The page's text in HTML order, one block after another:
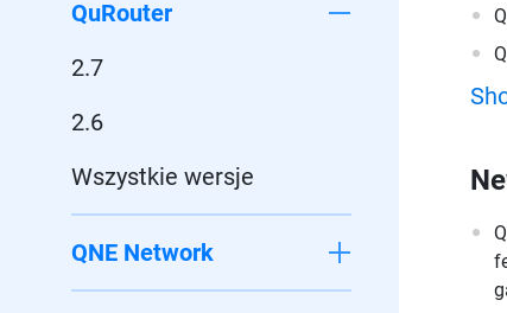
QuRouter
2.7
2.6
Wszystkie wersje
QNE Network